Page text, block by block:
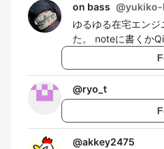
on bass @yukiko-
ゆるゆる在宅エン
た。 noteに書くか
@ryo_t
@akkey2475